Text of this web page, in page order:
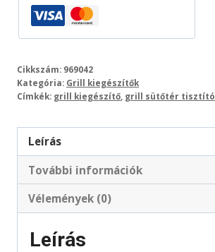
Cikkszám: 969042
Kategória: Grill kiegészítők
Címkék: grill kiegészítő grill sütőtér tisztító
Leírás
További információk
Vélemények (0)
Leírás